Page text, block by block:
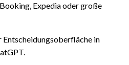
Expedia oder große
in